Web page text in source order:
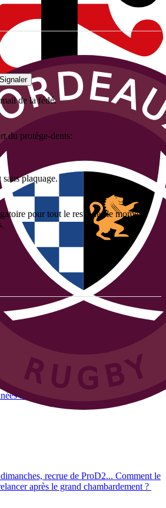
Signaler
de la fédé.
du protège-dents:
plaquage.
pour tout le reste dès le moment
sans renier son histoire, le choix
recrue de ProD2... Comment le
après le grand chambardement ?